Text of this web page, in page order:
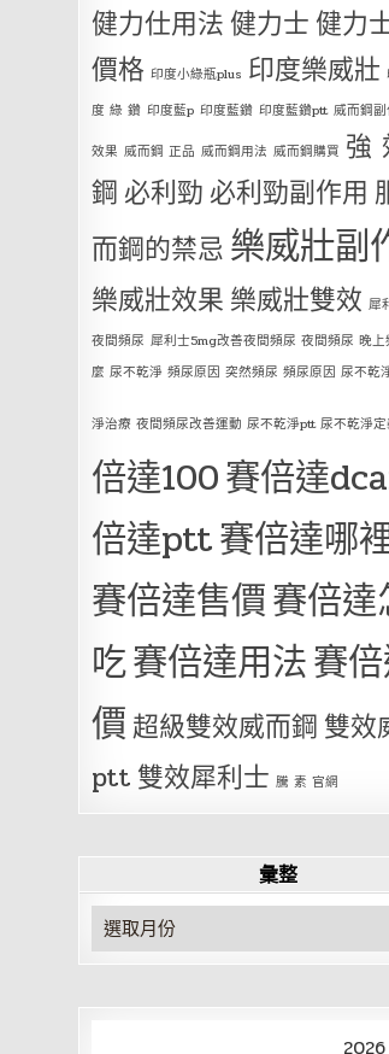
健力仕用法健力士健力
價格 印度小綠瓶plus 印度樂威壯
度 綠 鑽 印度藍p 印度藍鑽 印度藍鑽ptt 威而鋼
效果 威而鋼 正品 威而鋼用法 威而鋼購買 強
鋼 必利勁 必利勁副作用
而鋼的禁忌 樂威壯副
樂威壯效果 樂威壯雙效 犀
夜間頻尿 犀利士5mg改善夜間頻尿 夜間頻尿 晚上
麼 尿不乾淨 頻尿原因 突然頻尿 頻尿原因 尿不乾
淨治療 夜間頻尿改善運動 尿不乾淨ptt 尿不乾淨定
倍達100賽倍達
倍達ptt賽倍達哪
賽倍達售價賽倍達
吃賽倍達用法賽
價超級雙效威而鋼 雙效
ptt 雙效犀利士 騰 素 官網
彙整
彙
整